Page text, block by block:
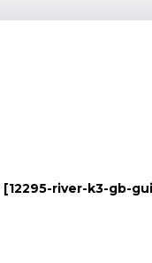
[12295-river-k3-gb-